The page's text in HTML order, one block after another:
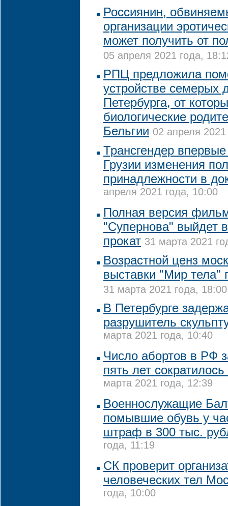
Россиянин,
организации
может получить от
05 апреля 2021 года,
РПЦ предложила
устройстве семерых
Петербурга, от
биологические
Бельгии 02 апреля
Трансгендер
Грузии изменения
принадлежности в
апреля 2021 года, 10:00
Полная версия
"Супернова" выйдет
прокат 31 марта 2021
Возрастной ценз
выставки "Мир тела"
31 марта 2021 года, 18:00
В Петербурге
разрушитель
марта 2021 года, 10:40
Число абортов в РФ
пять лет
марта 2021 года, 12:39
Военнослужащие
помывшие обувь у
штраф в 300 тыс.
года, 11:19
СК проверит
человеческих тел
года, 10:00